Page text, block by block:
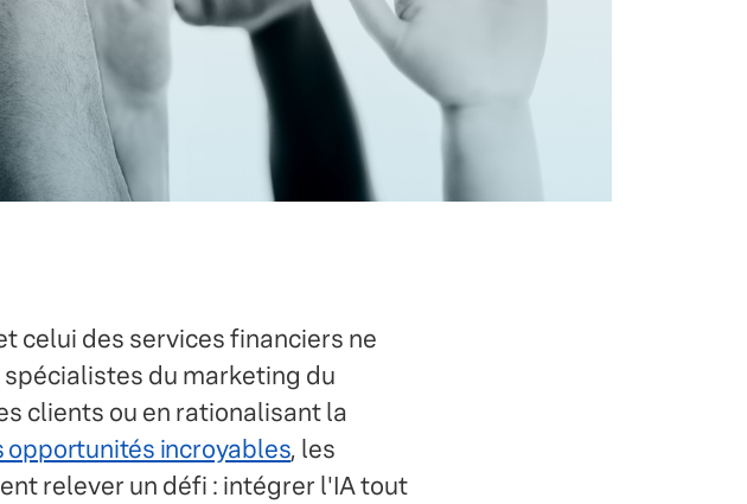
celui des services financiers ne
du marketing du
clients ou en rationalisant la
opportunités incroyables, les
relever un défi : intégrer l'IA tout